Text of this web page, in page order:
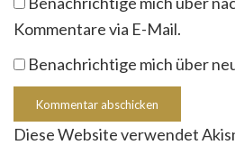
Kommentare via E-Mail.
Benachrichtige mich über
Diese Website verwendet